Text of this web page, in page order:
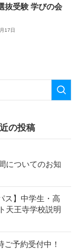
抜受験 学びの会
17日
の投稿
についてのお知
ス】中学生・高
天王寺学校説明
ご予約受付中！